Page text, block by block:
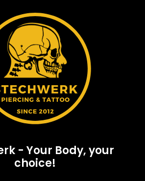
- Your Body, your
choice!